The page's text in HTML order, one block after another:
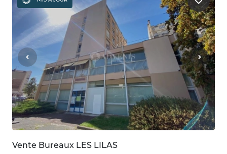
Vente Bureaux LES LILAS